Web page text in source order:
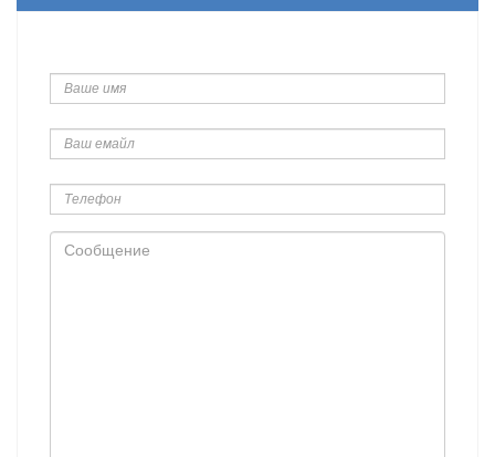
имя
емайл
Сообщение